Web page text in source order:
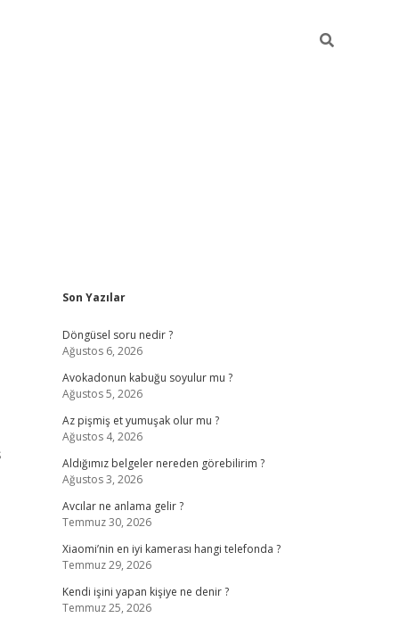
Sidebar
Son Yazılar
Döngüsel soru nedir ?
Ağustos 6, 2026
Avokadonun kabuğu soyulur mu ?
Ağustos 5, 2026
Az pişmiş et yumuşak olur mu ?
Ağustos 4, 2026
Aldığımız belgeler nereden görebilirim ?
Ağustos 3, 2026
Avcılar ne anlama gelir ?
Temmuz 30, 2026
Xiaomi’nin en iyi kamerası hangi telefonda ?
Temmuz 29, 2026
Kendi işini yapan kişiye ne denir ?
Temmuz 25, 2026